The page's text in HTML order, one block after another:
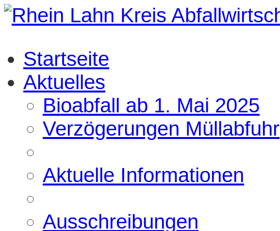
Startseite
Aktuelles
Bioabfall ab 1. Mai 2025
Verzögerungen Müllabfuhr
Aktuelle Informationen
Ausschreibungen